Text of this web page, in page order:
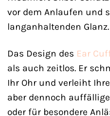
vor dem Anlaufen und
langanhaltenden Glanz.
Das Design des Ear
als auch zeitlos. Er
Ihr Ohr und verleiht
aber dennoch
oder für besondere